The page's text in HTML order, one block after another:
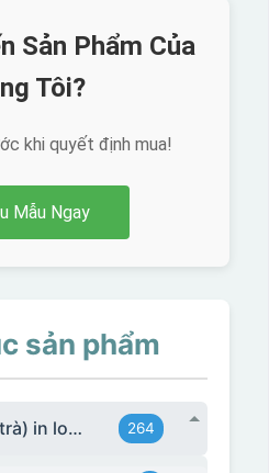
Sản Phẩm Của
Tôi?
khi quyết định mua!
Mẫu Ngay
sản phẩm
Bộ ấm chén (ấm trà) in logo 264